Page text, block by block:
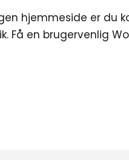
hjemmeside er du
Få en brugervenlig